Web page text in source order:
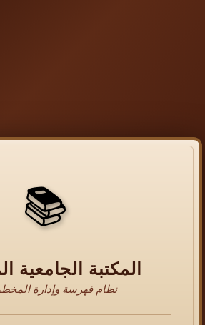
📚
المكتبة الجامعية
نظام فهرسة وإدارة